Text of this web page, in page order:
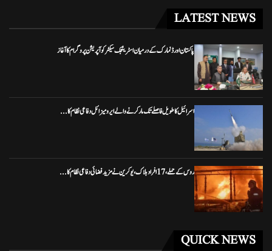
LATEST NEWS
پاکستان اور ڈنمارک کے درمیان اسٹریٹجک سیکٹر کوآپریشن پروگرام کا آغاز
اسرائیل کا طویل فاصلے تک مار کرنے والے ایرو میزائل دفاعی نظام کا...
روس کے حملے، 17 افراد ہلاک، یوکرین نے مزید فضائی دفاعی نظام کا...
QUICK NEWS